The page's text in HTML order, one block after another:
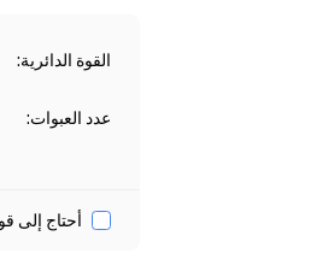
القوة الدائرية:
عدد العبوات:
أحتاج إلى